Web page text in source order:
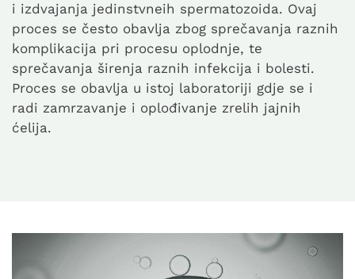
i izdvajanja jedinstvneih spermatozoida. Ovaj
proces se često obavlja zbog sprečavanja raznih
komplikacija pri procesu oplodnje, te
sprečavanja širenja raznih infekcija i bolesti.
Proces se obavlja u istoj laboratoriji gdje se i
radi zamrzavanje i oplođivanje zrelih jajnih
ćelija.